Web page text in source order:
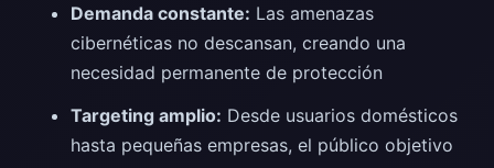
Demanda constante: Las amenazas
cibernéticas no descansan, creando una
necesidad permanente de protección
Targeting amplio: Desde usuarios domésticos
hasta pequeñas empresas, el público objetivo